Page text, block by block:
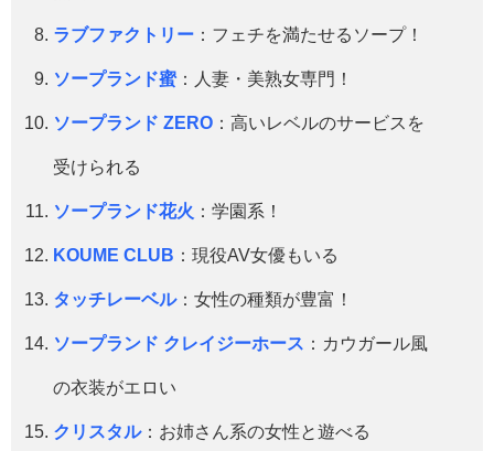
ラブファクトリー ：フェチを満たせるソープ！
ソープランド蜜：人妻・美熟女専門！
ソープランド ZERO ：高いレベルのサービスを
受けられる
ソープランド花火 ：学園系！
KOUME CLUB ：現役AV女優もいる
タッチレーベル：女性の種類が豊富！
ソープランド クレイジーホース ：カウガール風
の衣装がエロい
クリスタル：お姉さん系の女性と遊べる